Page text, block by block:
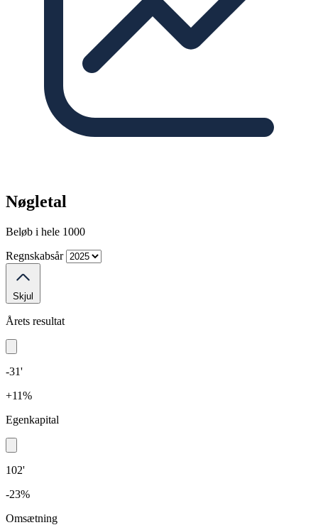
Nøgletal
Beløb i hele 1000
Regnskabsår
Skjul
Årets resultat
-31'
+11%
Egenkapital
102'
-23%
Omsætning